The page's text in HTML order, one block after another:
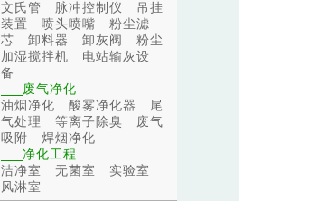
文氏管
脉冲控制仪
吊挂
装置
喷头喷嘴
粉尘滤
芯
卸料器 卸灰阀
粉尘
加湿搅拌机
电站输灰设
备
废气净化
油烟净化
酸雾净化器
尾
气处理
等离子除臭
废气
吸附
焊烟净化
净化工程
洁净室
无菌室
实验室
风淋室